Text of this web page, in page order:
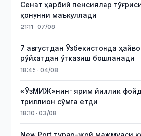
Сенат ҳарбий пенсиялар
қонунни маъқуллади
21:11 · 07/08
7 августдан Ўзбекистонда
рўйхатдан ўтказиш бошланади
18:45 · 04/08
«ЎзМИЖ»нинг ярим йиллик
триллион сўмга етди
18:10 · 03/08
New Port турар-жой мажмуаси